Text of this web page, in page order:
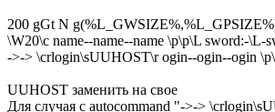
200 gGt N
\W20\c name--name--name \p\p\L sword:-
->-> \crlogin\sUUHOST\r ogin--ogin--ogin
UUHOST заменить на свое
Для случая с autocommand "->->